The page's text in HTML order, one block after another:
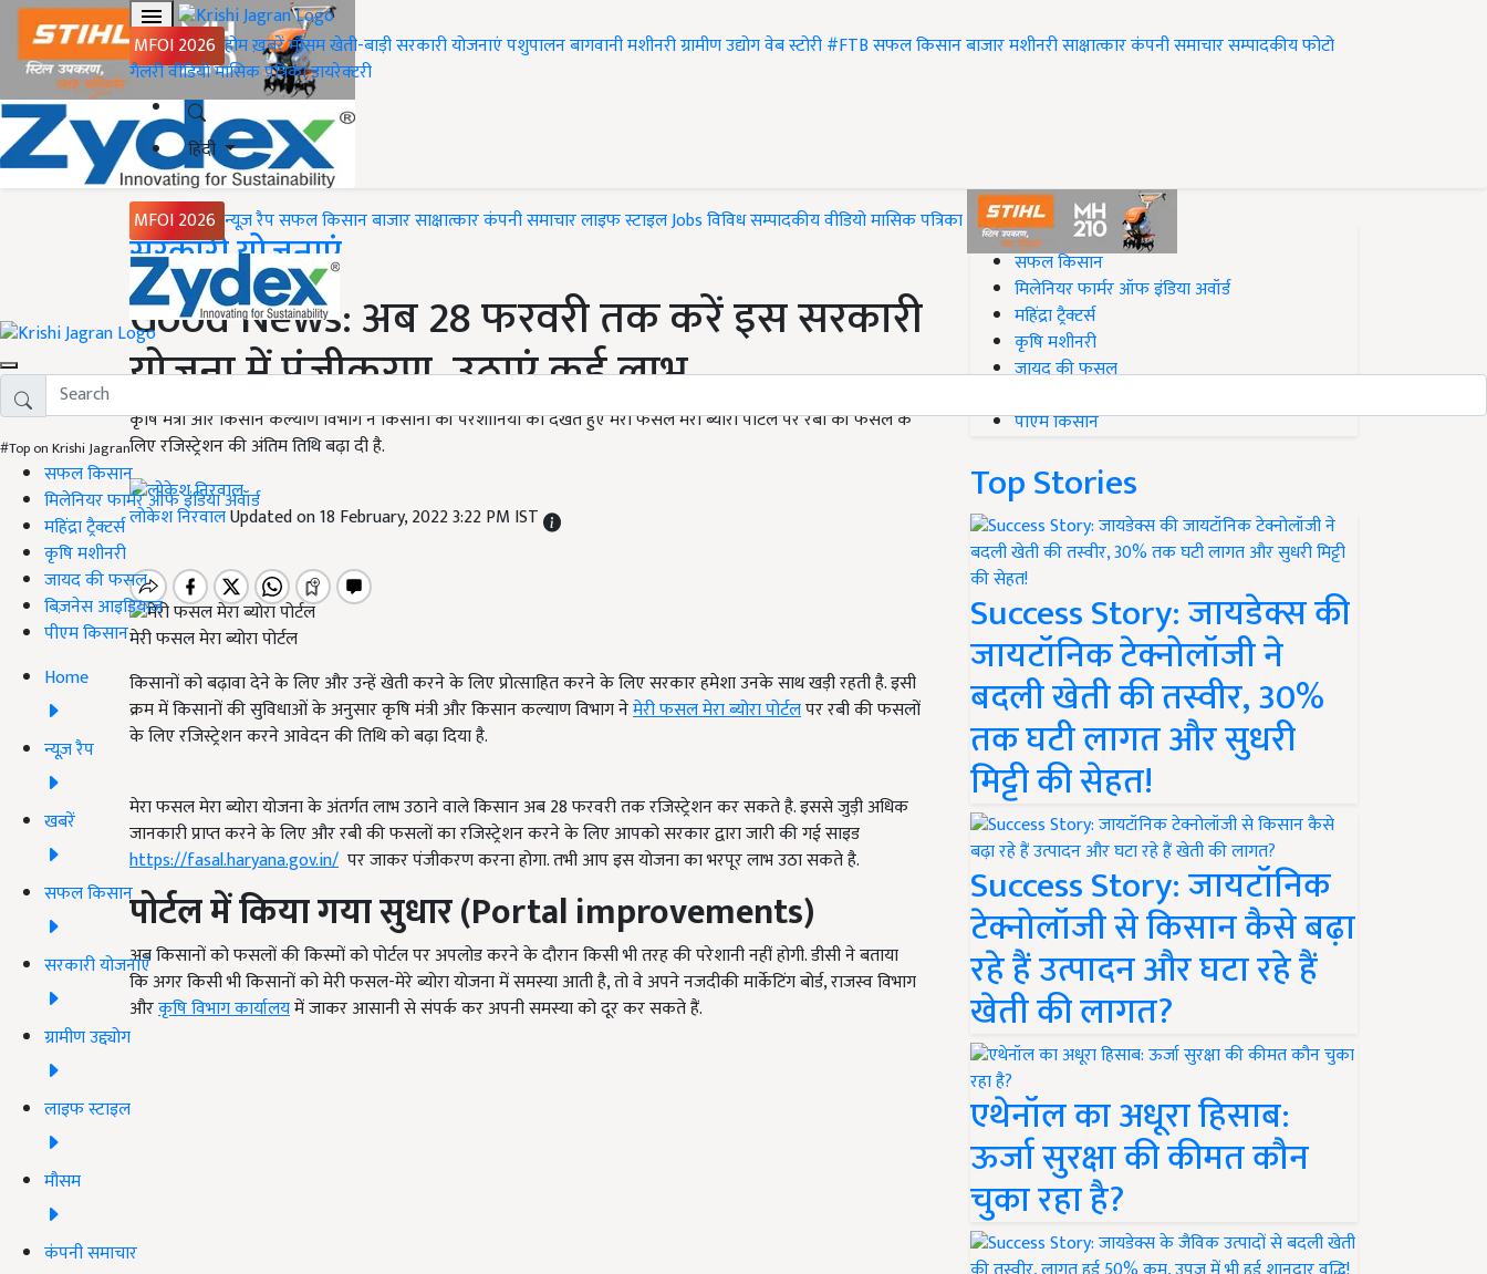
MFOI 2026 होमख़बरेंमौसमखेती-बाड़ीसरकारी योजनाएंपशुपालनबागवानीमशीनरीग्रामीण उद्योगवेब स्टोरी#FTBसफल किसानबाजारमशीनरीसाक्षात्कारकंपनी समाचारसम्पादकीयफोटो
गैलरीवीडियोमासिक पत्रिकाडायरेक्टरी
हिंदी
MFOI 2026 न्यूज़ रैपसफल किसानबाजारसाक्षात्कारकंपनी समाचारलाइफ स्टाइलJobsविविधसम्पादकीयवीडियोमासिक पत्रिका
#Top on Krishi Jagran
सफल किसान
मिलेनियर फार्मर ऑफ इंडिया अवॉर्ड
महिंद्रा ट्रैक्टर्स
कृषि मशीनरी
जायद की फसल
बिज़नेस आइडियाज
पीएम किसान
Home
न्यूज़ रैप
खबरें
सफल किसान
सरकारी योजनाएं
ग्रामीण उद्द्योग
लाइफ स्टाइल
मौसम
कंपनी समाचार
Home
सरकारी योजनाएं
Good News: अब 28 फरवरी तक करें इस सरकारी
योजना में पंजीकरण, उठाएं कई लाभ
कृषि मंत्री और किसान कल्याण विभाग ने किसानों की परेशानियों को देखते हुए मेरी फसल मेरा ब्योरा पोर्टल पर रबी की फसल के
लिए रजिस्ट्रेशन की अंतिम तिथि बढ़ा दी है.
लोकेश निरवालUpdated on 18 February, 2022 3:22 PM IST
मेरी फसल मेरा ब्योरा पोर्टल
किसानों को बढ़ावा देने के लिए और उन्हें खेती करने के लिए प्रोत्साहित करने के लिए सरकार हमेशा उनके साथ खड़ी रहती है. इसी
क्रम में किसानों की सुविधाओं के अनुसार कृषि मंत्री और किसान कल्याण विभाग नेमेरी फसल मेरा ब्योरा पोर्टलपर रबी की फसलों
के लिए रजिस्ट्रेशन करने आवेदन की तिथि को बढ़ा दिया है.
मेरा फसल मेरा ब्योरा योजना के अंतर्गत लाभ उठाने वाले किसान अब 28 फरवरी तक रजिस्ट्रेशन कर सकते है. इससे जुड़ी अधिक
जानकारी प्राप्त करने के लिए और रबी की फसलों का रजिस्ट्रेशन करने के लिए आपको सरकार द्वारा जारी की गई साइड
https://fasal.haryana.gov.in/ पर जाकर पंजीकरण करना होगा. तभी आप इस योजना का भरपूर लाभ उठा सकते है.
पोर्टल में किया गया सुधार(Portal improvements)
अब किसानों को फसलों की किस्मों को पोर्टल पर अपलोड करने के दौरान किसी भी तरह की परेशानी नहीं होगी. डीसी ने बताया
कि अगर किसी भी किसानों को मेरी फसल-मेरे ब्योरा योजना में समस्या आती है, तो वे अपने नजदीकी मार्केटिंग बोर्ड, राजस्व विभाग
औरकृषि विभाग कार्यालयमें जाकर आसानी से संपर्क कर अपनी समस्या को दूर कर सकते हैं.
#Top on Krishi Jagran
सफल किसान
मिलेनियर फार्मर ऑफ इंडिया अवॉर्ड
महिंद्रा ट्रैक्टर्स
कृषि मशीनरी
जायद की फसल
पीएम किसान
Top Stories
Success Story: जायडेक्स की
जायटॉनिक टेक्नोलॉजी ने
बदली खेती की तस्वीर, 30%
तक घटी लागत और सुधरी
मिट्टी की सेहत!
Success Story: जायटॉनिक
टेक्नोलॉजी से किसान कैसे बढ़ा
रहे हैं उत्पादन और घटा रहे हैं
खेती की लागत?
एथेनॉल का अधूरा हिसाब:
ऊर्जा सुरक्षा की कीमत कौन
चुका रहा है?